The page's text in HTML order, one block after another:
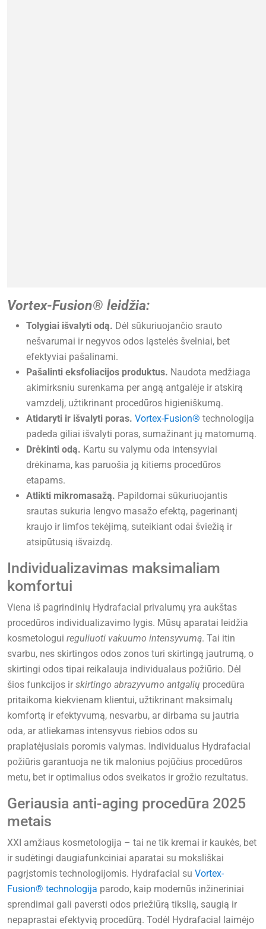
Vortex-Fusion® leidžia:
Tolygiai išvalyti odą. Dėl sūkuriuojančio srauto
nešvarumai ir negyvos odos ląstelės švelniai, bet
efektyviai pašalinami.
Pašalinti eksfoliacijos produktus. Naudota medžiaga
akimirksniu surenkama per angą antgalėje ir atskirą
vamzdelį, užtikrinant procedūros higieniškumą.
Atidaryti ir išvalyti poras. Vortex-Fusion® technologija
padeda giliai išvalyti poras, sumažinant jų matomumą.
Drėkinti odą. Kartu su valymu oda intensyviai
drėkinama, kas paruošia ją kitiems procedūros
etapams.
Atlikti mikromasažą. Papildomai sūkuriuojantis
srautas sukuria lengvo masažo efektą, pagerinantį
kraujo ir limfos tekėjimą, suteikiant odai šviežią ir
atsipūtusią išvaizdą.
Individualizavimas maksimaliam
komfortui
Viena iš pagrindinių Hydrafacial privalumų yra aukštas
procedūros individualizavimo lygis. Mūsų aparatai leidžia
kosmetologui reguliuoti vakuumo intensyvumą. Tai itin
svarbu, nes skirtingos odos zonos turi skirtingą jautrumą, o
skirtingi odos tipai reikalauja individualaus požiūrio. Dėl
šios funkcijos ir skirtingo abrazyvumo antgalių procedūra
pritaikoma kiekvienam klientui, užtikrinant maksimalų
komfortą ir efektyvumą, nesvarbu, ar dirbama su jautria
oda, ar atliekamas intensyvus riebios odos su
praplatėjusiais poromis valymas. Individualus Hydrafacial
požiūris garantuoja ne tik malonius pojūčius procedūros
metu, bet ir optimalius odos sveikatos ir grožio rezultatus.
Geriausia anti-aging procedūra 2025
metais
XXI amžiaus kosmetologija – tai ne tik kremai ir kaukės, bet
ir sudėtingi daugiafunkciniai aparatai su moksliškai
pagrįstomis technologijomis. Hydrafacial su Vortex-
Fusion® technologija parodo, kaip modernūs inžineriniai
sprendimai gali paversti odos priežiūrą tikslią, saugią ir
nepaprastai efektyvią procedūrą. Todėl Hydrafacial laimėjo